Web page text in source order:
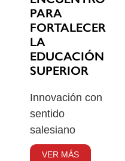
PARA
FORTALECER
LA
EDUCACIÓN
SUPERIOR
Innovación con
sentido
salesiano
VER MÁS